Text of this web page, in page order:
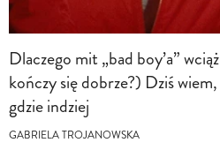
Dlaczego mit „bad boy’a”
kończy się dobrze?) Dziś
gdzie indziej
GABRIELA TROJANOWSKA